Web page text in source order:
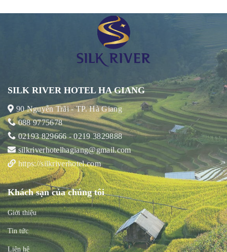
SILK RIVER HOTEL HA GIANG
90 Nguyễn Trãi - TP. Hà Giang
088 9775678
02193 829666 - 0219 3829888
silkriverhotelhagiang@gmail.com
https://silkriverhotel.com
Khách sạn của chúng tôi
Giới thiệu
Tin tức
Liên hệ